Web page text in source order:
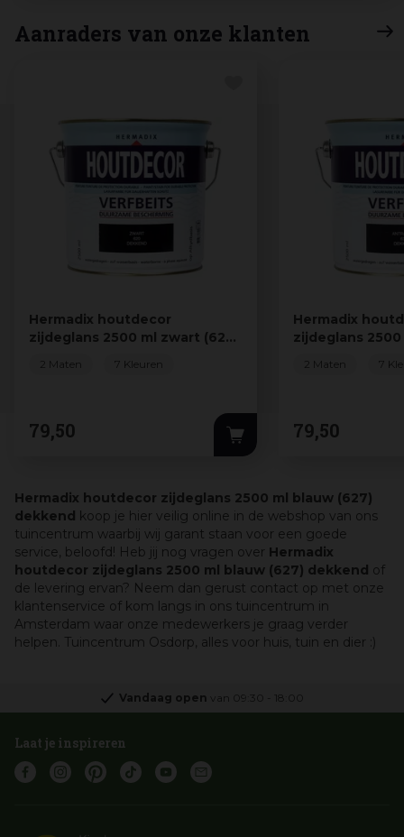
Aanraders van onze klanten
Hermadix houtdecor
zijdeglans 2500 ml zwart (620)
79,50
2 Maten 7 Kleuren
Hermadix
zijdeglans
79,50
2 Maten 7
Hermadix houtdecor zijdeglans 2500 ml blauw (627)
dekkend koop je hier veilig online in de webshop van ons
tuincentrum waarbij wij garant staan voor een goede
service, beloofd! Heb jij nog vragen over Hermadix
houtdecor zijdeglans 2500 ml blauw (627) dekkend of
de levering ervan? Neem dan gerust contact op met onze
klantenservice of kom langs in ons tuincentrum in
Amsterdam waar onze medewerkers je graag verder
helpen. Tuincentrum Osdorp, alles voor huis, tuin en dier :)
Vandaag open van 09:30 18:00
Laat je inspireren